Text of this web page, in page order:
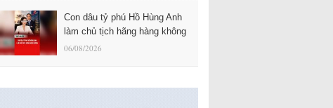
Con dâu tỷ phú Hồ Hùng Anh
làm chủ tịch hãng hàng không
06/08/2026